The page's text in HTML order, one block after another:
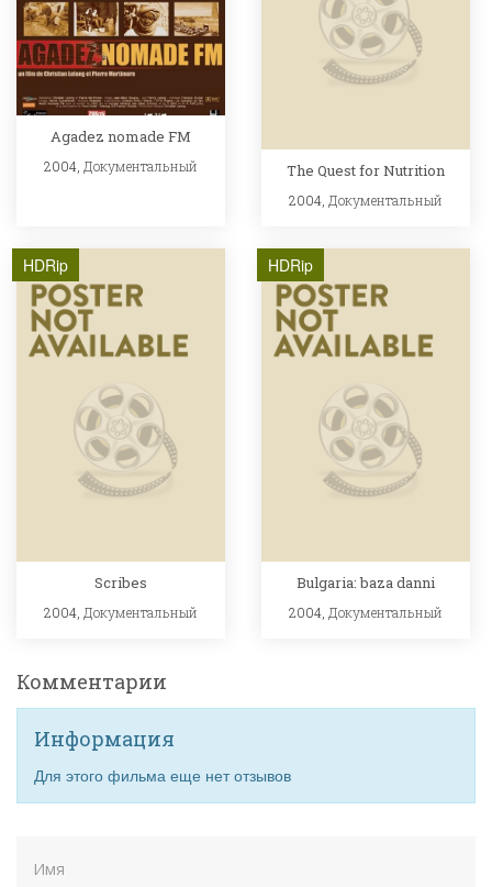
Agadez nomade FM
2004, Документальный The Quest for Nutrition
2004, Документальный
HDRip
Scribes
2004, Документальный
HDRip
Bulgaria: baza danni
2004, Документальный
Комментарии
Информация
Для этого фильма еще нет отзывов